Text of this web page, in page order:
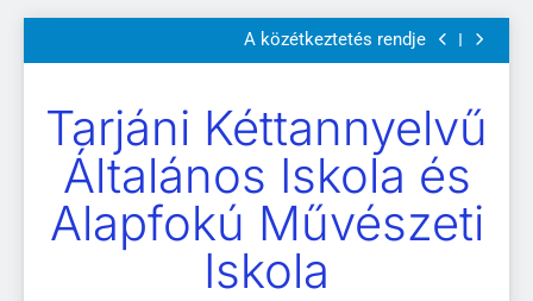
a
Szülői értekezletek 2026. május 04-14.
A közétkeztetés rendje
Kötelező és ajánlott olvasmányok
Szülői értekezletek 2026. május 04-14.
A közétkeztetés rendje
Kötelező és ajánlott olvasmányok
A Mi Világunk!
Tarjáni Kéttannyelvű
Általános Iskola és
Alapfokú Művészeti
Iskola